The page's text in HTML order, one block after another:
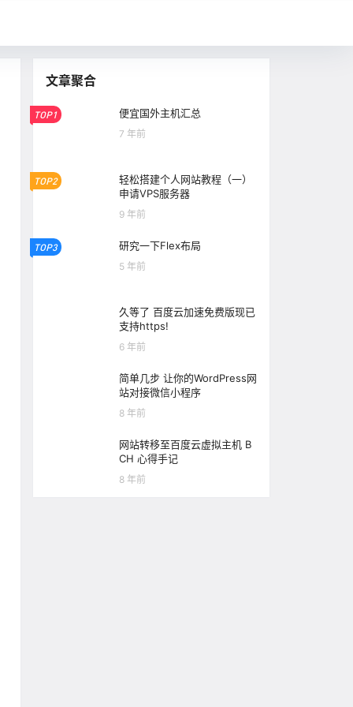
文章聚合
TOP1 便宜国外主机汇总
7 年前
TOP2
轻松搭建个人网站教程（一）
申请VPS服务器
9 年前
TOP3 研究一下Flex布局
5 年前
久等了 百度云加速免费版现已
支持https!
6 年前
简单几步 让你的WordPress网
站对接微信小程序
8 年前
网站转移至百度云虚拟主机 B
CH 心得手记
8 年前